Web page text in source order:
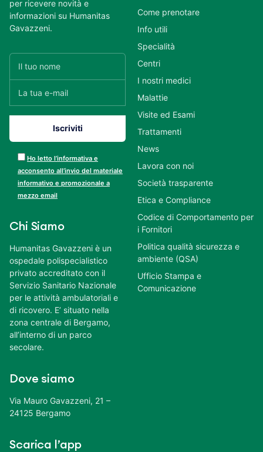
per ricevere novità e
informazioni su Humanitas
Gavazzeni.
Ho letto l’informativa e
acconsento all’invio del materiale
informativo e promozionale a
mezzo email
Chi Siamo
Humanitas Gavazzeni è un
ospedale polispecialistico
privato accreditato con il
Servizio Sanitario Nazionale
per le attività ambulatoriali e
di ricovero. E’ situato nella
zona centrale di Bergamo,
all’interno di un parco
secolare.
Dove siamo
Via Mauro Gavazzeni, 21 –
24125 Bergamo
Scarica l’app
Come prenotare
Info utili
Specialità
Centri
I nostri medici
Malattie
Visite ed Esami
Trattamenti
News
Lavora con noi
Società trasparente
Etica e Compliance
Codice di Comportamento per
i Fornitori
Politica qualità sicurezza e
ambiente (QSA)
Ufficio Stampa e
Comunicazione